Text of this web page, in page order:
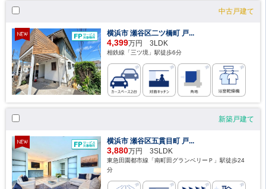
中古戸建て
横浜市 瀬谷区二ツ橋町 戸...
4,399万円 3LDK
相鉄線「三ツ境」駅徒歩6分
新築戸建て
横浜市 瀬谷区五貫目町 戸...
3,880万円 3SLDK
東急田園都市線「南町田グランベリーＰ」駅徒歩24
分